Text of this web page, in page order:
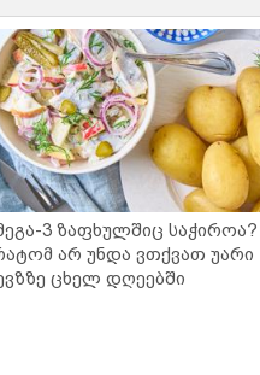
3 ზაფხულშიც საჭიროა?
არ უნდა ვთქვათ უარი
ცხელ დღეებში